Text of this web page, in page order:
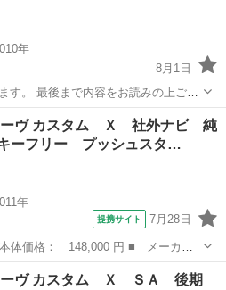
年
8月1日
す。 最後まで内容をお読みの上ご検
営業車両を受け不要となりました。
ムーヴ 車両
ーヴ カスタム Ｘ 社外ナビ 純
ーフリー プッシュスタ…
年
提携サイト 7月28日
ーヴ ■ グレード名： カスタム
リー プッシュスタート ＥＴ
ーヴ カスタム Ｘ ＳＡ 後期